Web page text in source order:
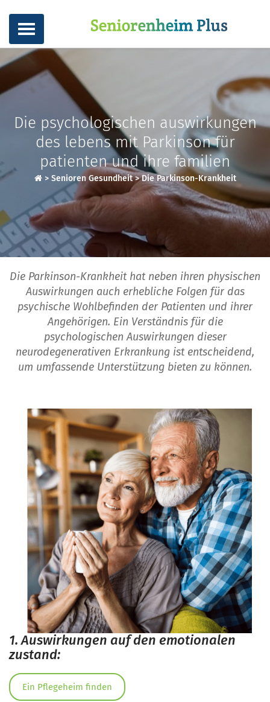
Die psychologischen auswirkungen
des lebens mit Parkinson für
patienten und ihre familien
> Senioren Gesundheit>Die Parkinson-Krankheit
Die Parkinson-Krankheit hat neben ihren physischen
Auswirkungen auch erhebliche Folgen für das
psychische Wohlbefinden der Patienten und ihrer
Angehörigen. Ein Verständnis für die
psychologischen Auswirkungen dieser
neurodegenerativen Erkrankung ist entscheidend,
um umfassende Unterstützung bieten zu können.
1. Auswirkungen auf den emotionalen
zustand:
Ein Pflegeheim finden